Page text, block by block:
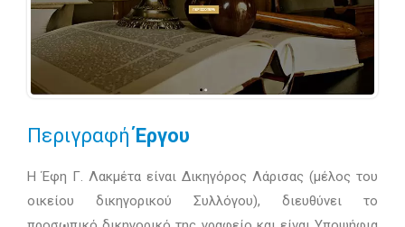
ΠεριγραφήΈργου
H Έφη Γ. Λακμέτα είναι Δικηγόρος Λάρισας (μέλος του
οικείου δικηγορικού Συλλόγου), διευθύνει το